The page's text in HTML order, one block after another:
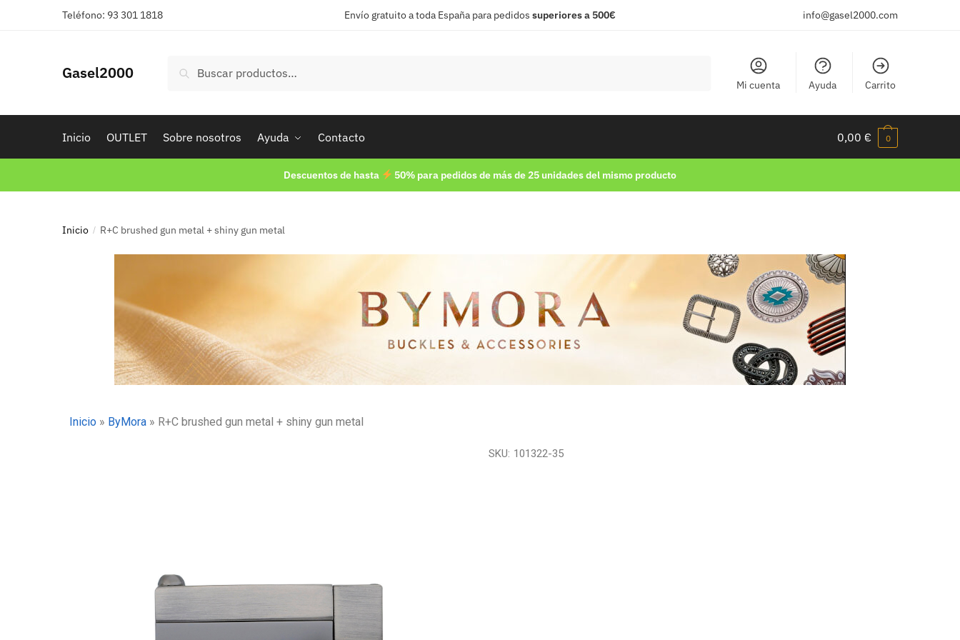
Teléfono: 93 301 1818 Envío gratuito a toda España para pedidos superiores a 500€ info@gasel2000.com
Gasel2000 Buscar
Mi cuenta Ayuda Carrito
Inicio OUTLET Sobre nosotros Ayuda Contacto 0,00 € 0
Descuentos de hasta 50% para pedidos de más de 25 unidades del mismo producto
Inicio / R+C brushed gun metal + shiny gun metal
Inicio » ByMora » R+C brushed gun metal + shiny gun metal
SKU: 101322-35